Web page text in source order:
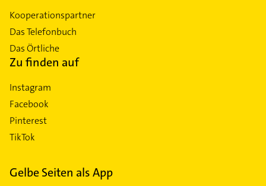
Kooperationspartner
Das Telefonbuch
Das Örtliche
Zu finden auf
Instagram
Facebook
Pinterest
TikTok
Gelbe Seiten als App